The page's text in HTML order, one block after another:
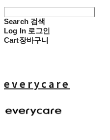
Search 검색
Log In 로그인
Cart장바구니
everycare